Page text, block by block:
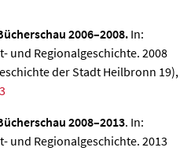
2006–2008. In:
und Regionalgeschichte. 2008
der Stadt Heilbronn 19),
2008–2013. In:
und Regionalgeschichte. 2013